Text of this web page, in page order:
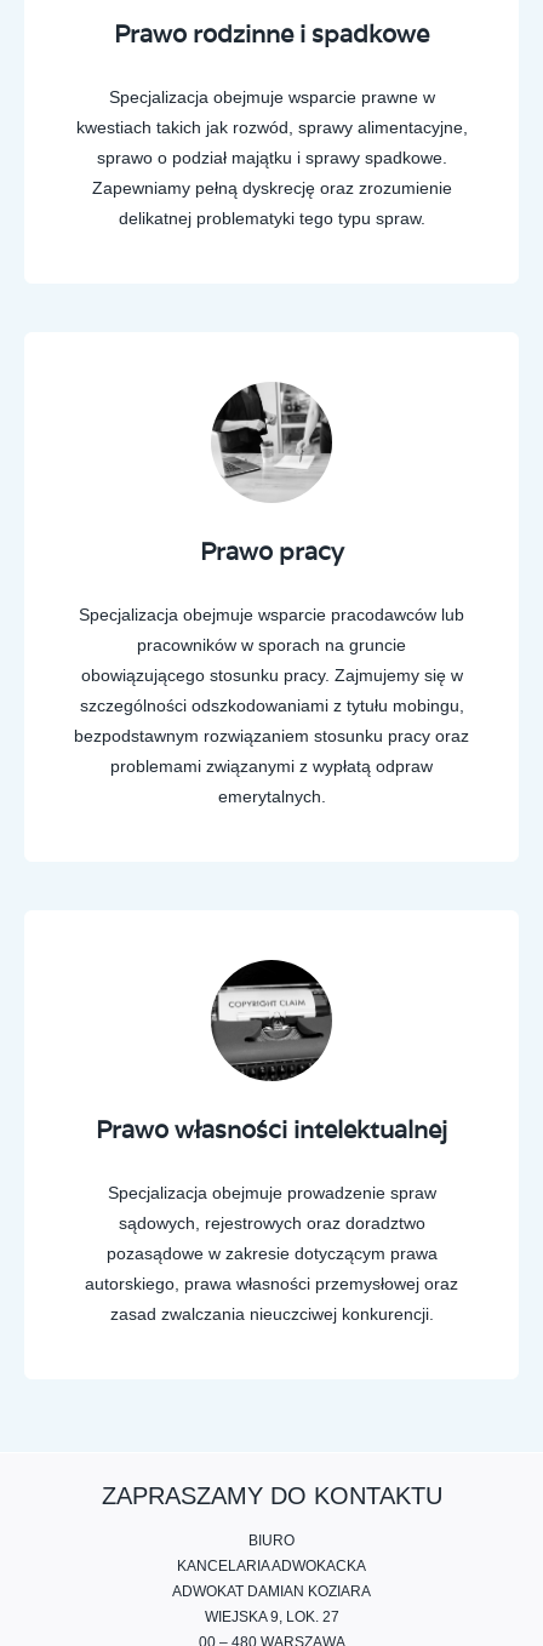
Prawo rodzinne i spadkowe
Specjalizacja obejmuje wsparcie prawne w
kwestiach takich jak rozwód, sprawy alimentacyjne,
sprawo o podział majątku i sprawy spadkowe.
Zapewniamy pełną dyskrecję oraz zrozumienie
delikatnej problematyki tego typu spraw.
Prawo pracy
Specjalizacja obejmuje wsparcie pracodawców lub
pracowników w sporach na gruncie
obowiązującego stosunku pracy. Zajmujemy się w
szczególności odszkodowaniami z tytułu mobingu,
bezpodstawnym rozwiązaniem stosunku pracy oraz
problemami związanymi z wypłatą odpraw
emerytalnych.
Prawo własności intelektualnej
Specjalizacja obejmuje prowadzenie spraw
sądowych, rejestrowych oraz doradztwo
pozasądowe w zakresie dotyczącym prawa
autorskiego, prawa własności przemysłowej oraz
zasad zwalczania nieuczciwej konkurencji.
ZAPRASZAMY DO KONTAKTU
BIURO
KANCELARIA ADWOKACKA
ADWOKAT DAMIAN KOZIARA
WIEJSKA 9, LOK. 27
00 – 480 WARSZAWA